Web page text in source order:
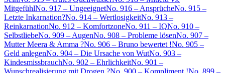
MitgefühlNo. 917 – UngeeignetNo. 916 – AnsprücheNo. 915 –
Letzte Inkarnation?No. 914 – WertlosigkeitNo. 913 –
ReinkarnationNo. 912 – KomfortzoneNo. 911 – IQNo. 910 –
SelbstliebeNo. 909 – AugenNo. 908 – Probleme lösenNo. 907 –
Mutter Meera & Amma ?No. 906 – Bruno bewertet !No. 905 –
Geld anlegenNo. 904 – Die Ursache von WutNo. 903 –
KindesmissbrauchNo. 902 – EhrlichkeitNo. 901 –
Wunschrealisierung mit Drogen ?No. 900 – Kompliment !No. 899 –